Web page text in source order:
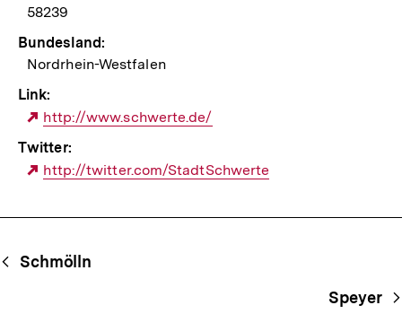
58239
Bundesland:
Nordrhein-Westfalen
Link:
Externer
Link:
http://www.schwerte.de/
Twitter:
Externer
http://twitter.com/StadtSchwerte
Begriffsnavigation
Content-
Navigation
Schmölln
Speyer